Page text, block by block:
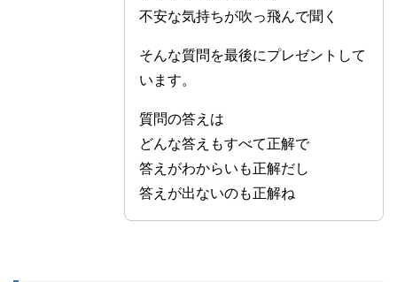
不安な気持ちが吹っ飛んで聞く
そんな質問を最後にプレゼントして
います。
質問の答えは
どんな答えもすべて正解で
答えがわからいも正解だし
答えが出ないのも正解ね